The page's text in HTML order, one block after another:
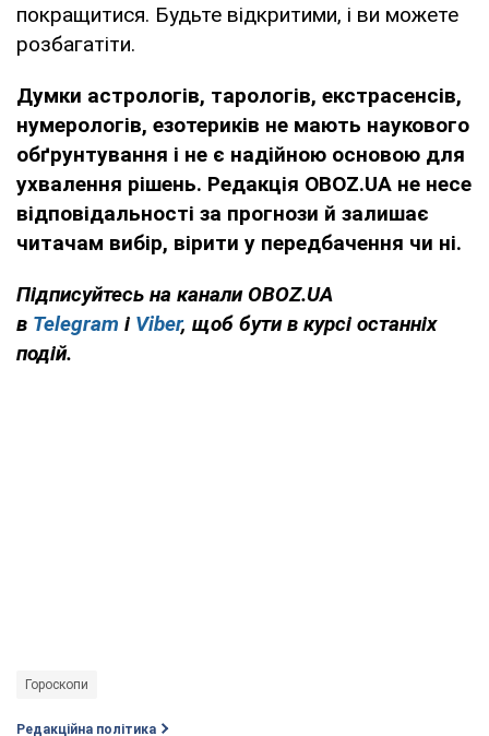
покращитися. Будьте відкритими, і ви можете
розбагатіти.
Думки астрологів, тарологів, екстрасенсів,
нумерологів, езотериків не мають наукового
обґрунтування і не є надійною основою для
ухвалення рішень. Редакція OBOZ.UA не несе
відповідальності за прогнози й залишає
читачам вибір, вірити у передбачення чи ні.
Підписуйтесь на канали OBOZ.UA
в Telegram і Viber, щоб бути в курсі останніх
подій.
Гороскопи
Редакційна політика